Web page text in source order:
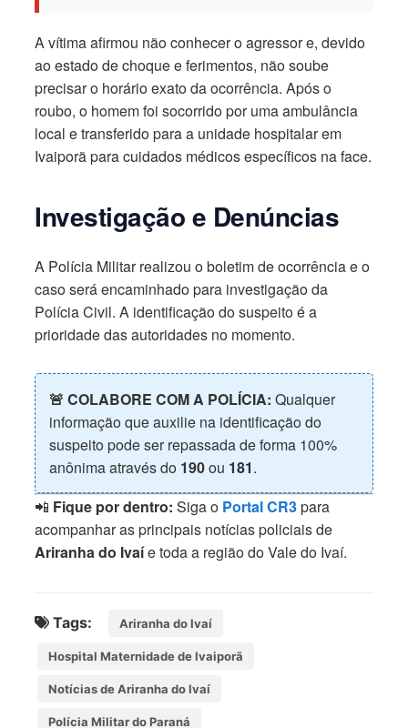
A vítima afirmou não conhecer o agressor e, devido
ao estado de choque e ferimentos, não soube
precisar o horário exato da ocorrência. Após o
roubo, o homem foi socorrido por uma ambulância
local e transferido para a unidade hospitalar em
Ivaiporã para cuidados médicos específicos na face.
Investigação e Denúncias
A Polícia Militar realizou o boletim de ocorrência e o
caso será encaminhado para investigação da
Polícia Civil. A identificação do suspeito é a
prioridade das autoridades no momento.
🚨 COLABORE COM A POLÍCIA: Qualquer
informação que auxilie na identificação do
suspeito pode ser repassada de forma 100%
anônima através do 190ou 181.
📲 Fique por dentro: Siga o Portal CR3para
acompanhar as principais notícias policiais de
Ariranha do Ivaíe toda a região do Vale do Ivaí.
Tags: Ariranha do Ivaí
Hospital Maternidade de Ivaiporã
Notícias de Ariranha do Ivaí
Polícia Militar do Paraná